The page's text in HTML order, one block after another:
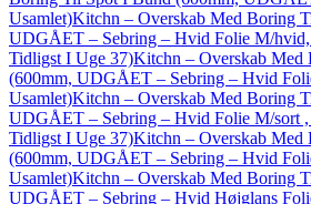
Usamlet)Kitchn – Overskab Med Boring
UDGÅET – Sebring – Hvid Folie M/hvid,
Tidligst I Uge 37)Kitchn – Overskab Med
(600mm, UDGÅET – Sebring – Hvid
Usamlet)Kitchn – Overskab Med Boring
UDGÅET – Sebring – Hvid Folie M/sort ,
Tidligst I Uge 37)Kitchn – Overskab Med
(600mm, UDGÅET – Sebring – Hvid
Usamlet)Kitchn – Overskab Med Boring
UDGÅET – Sebring – Hvid Højglans